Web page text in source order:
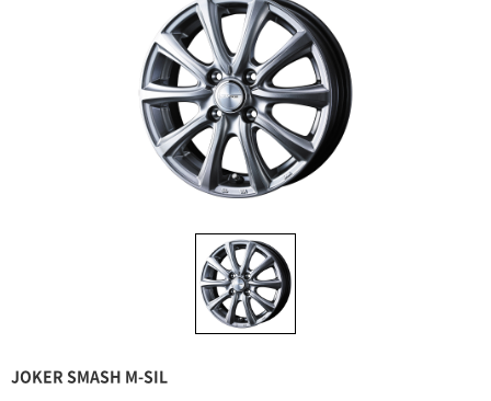
JOKER SMASH M-SIL